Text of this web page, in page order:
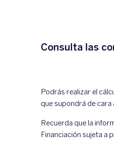
Consulta las
Podrás realizar el
que supondrá de
Recuerda que la
Financiación sujeta a